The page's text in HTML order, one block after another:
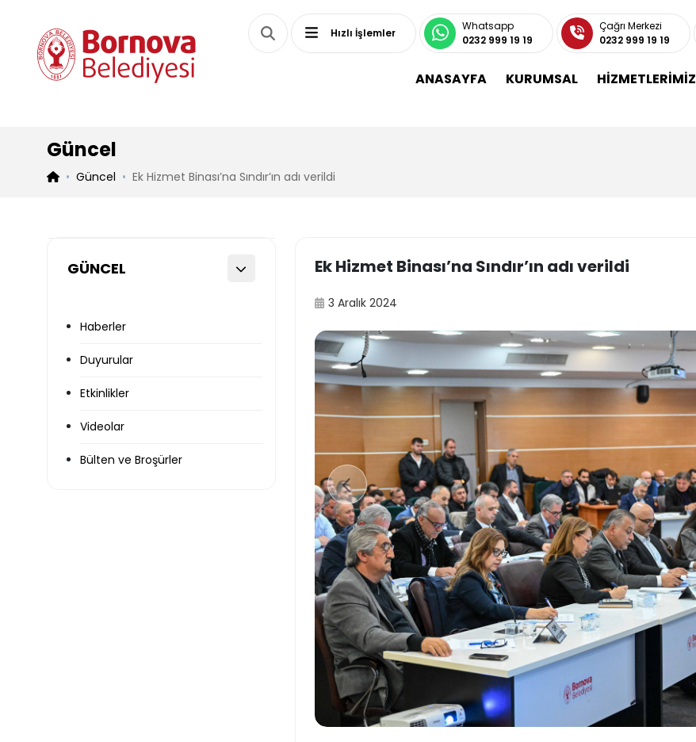
Hızlı İşlemler
Whatsapp
0232 999 19 19
Çağrı Merkezi
0232 999 19 19
ANASAYFA KURUMSAL HİZMETLERİMİZ
Güncel
Güncel Ek Hizmet Binası’na Sındır’ın adı verildi
GÜNCEL
Haberler
Duyurular
Etkinlikler
Videolar
Bülten ve Broşürler
Ek Hizmet Binası’na Sındır’ın adı verildi
3 Aralık 2024